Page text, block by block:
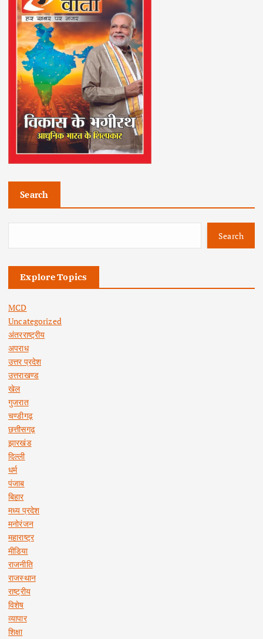
Search
Search
Explore Topics
MCD
Uncategorized
अंतरराष्ट्रीय
अपराध
उत्तर प्रदेश
उत्तराखण्ड
खेल
गुजरात
चण्डीगढ़
छत्तीसगढ़
झारखंड
दिल्ली
धर्म
पंजाब
बिहार
मध्य प्रदेश
मनोरंजन
महाराष्ट्र
मीडिया
राजनीति
राजस्थान
राष्ट्रीय
विशेष
व्यापार
शिक्षा